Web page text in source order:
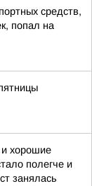
средств,
попал на
и хорошие
полегче и
занялась